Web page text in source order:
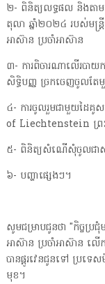
២- ពិនិត្យលទ្ធផល និងតាម
តុលា ឆ្នាំ២០២៤ របស់មន្ត្រី
អាស៊ាន ប្រចាំអាស៊ាន
៣- ការពិចារណាលើរបា
សិទ្ធិបញ្ញ ច្រកចេញចូលតែ
៤- ការចូលរួមជាមួយដៃ
of Liechtenstein ព្រះ
៥- ពិនិត្យសំណើសុំចូលជាស
៦- បញ្ហាផ្សេងៗ។
សូមជម្រាបជូនថា "កិច្ចប្រជុំ
អាស៊ាន ប្រចាំអាស៊ាន ល
បានផ្តូរវេនជូនទៅ ប្រទេ
មុខ។